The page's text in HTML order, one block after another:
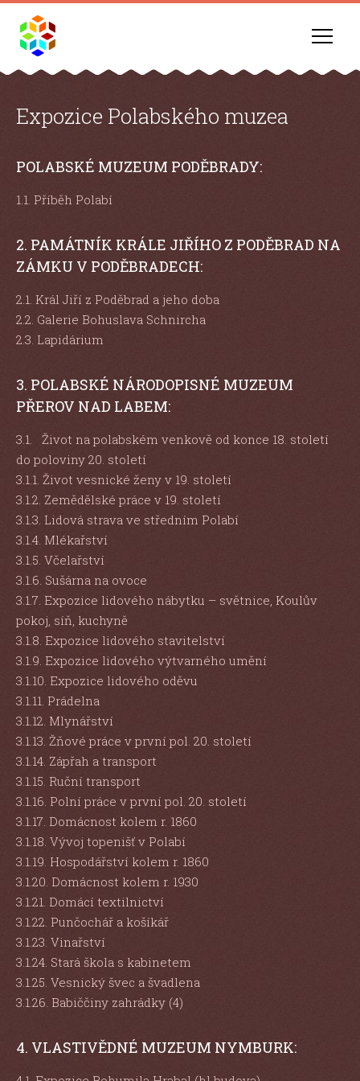
Expozice Polabského muzea
POLABSKÉ MUZEUM PODĚBRADY:
1.1. Příběh Polabí
2. PAMÁTNÍK KRÁLE JIŘÍHO Z PODĚBRAD NA
ZÁMKU V PODĚBRADECH:
2.1. Král Jiří z Poděbrad a jeho doba
2.2. Galerie Bohuslava Schnircha
2.3. Lapidárium
3. POLABSKÉ NÁRODOPISNÉ MUZEUM
PŘEROV NAD LABEM:
3.1. Život na polabském venkově od konce 18. století
do poloviny 20. století
3.1.1. Život vesnické ženy v 19. století
3.1.2. Zemědělské práce v 19. století
3.1.3. Lidová strava ve středním Polabí
3.1.4. Mlékařství
3.1.5. Včelařství
3.1.6. Sušárna na ovoce
3.1.7. Expozice lidového nábytku – světnice, Koulův
pokoj, síň, kuchyně
3.1.8. Expozice lidového stavitelství
3.1.9. Expozice lidového výtvarného umění
3.1.10. Expozice lidového oděvu
3.1.11. Prádelna
3.1.12. Mlynářství
3.1.13. Žňové práce v první pol. 20. století
3.1.14. Zápřah a transport
3.1.15. Ruční transport
3.1.16. Polní práce v první pol. 20. století
3.1.17. Domácnost kolem r. 1860
3.1.18. Vývoj topenišť v Polabí
3.1.19. Hospodářství kolem r. 1860
3.1.20. Domácnost kolem r. 1930
3.1.21. Domácí textilnictví
3.1.22. Punčochář a košíkář
3.1.23. Vinařství
3.1.24. Stará škola s kabinetem
3.1.25. Vesnický švec a švadlena
3.1.26. Babiččiny zahrádky (4)
4. VLASTIVĚDNÉ MUZEUM NYMBURK: